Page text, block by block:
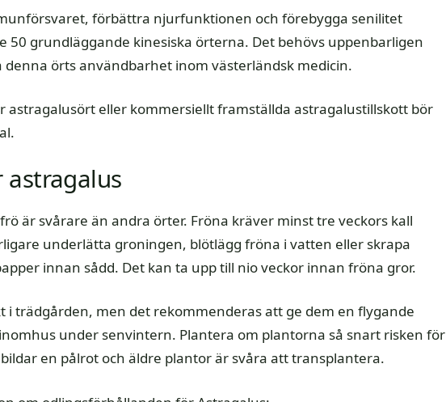
förbättra njurfunktionen och förebygga senilitet
50 grundläggande kinesiska örterna. Det behövs uppenbarligen
örts användbarhet inom västerländsk medicin.
astragalusört eller kommersiellt framställda astragalustillskott bör
är svårare än andra örter. Fröna kräver minst tre veckors kall
underlätta groningen, blötlägg fröna i vatten eller skrapa
innan sådd. Det kan ta upp till nio veckor innan fröna gror.
i trädgården, men det rekommenderas att ge dem en flygande
under senvintern. Plantera om plantorna så snart risken för
en pålrot och äldre plantor är svåra att transplantera.